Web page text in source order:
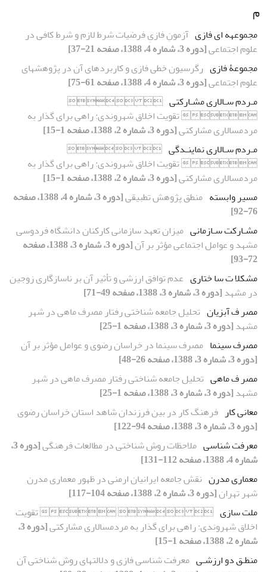
م
مجموعهه ای فازی آزمونِ فازیِ فرضیات شرط لازم و شرط کافی در
علوم اجتماعی[دوره 3، شماره 4، 1388، صفحه 21-37]
مجموعۀ فازی رگرسیون خطی فازی و کاربردهای آن در پژوهشهای
علوم اجتماعی[دوره 3، شماره 4، 1388، صفحه 61-75]
مـردم سـالاری مشـارکتی  
 تقویت اخلاق شهروندی: راهی برای گذار به
مردمسالاری مشارکتی[دوره 3، شماره 2، 1388، صفحه 1-15]
مـردم سـالاری نماینـدگی  
 تقویت اخلاق شهروندی: راهی برای گذار به
مردمسالاری مشارکتی[دوره 3، شماره 2، 1388، صفحه 1-15]
مسیر وابسته منطق پژوهش تطبیقی
[دوره 3، شماره 4، 1388، صفحه
76-92]
مشـارکت سـازمانی میزان تعهد سازمانی کارکنان دانشگاه فردوسی
مشهد و عوامل اجتماعی مؤثر بر آن
[دوره 3، شماره 3، 1388، صفحه
72-93]
مشکلا ت سا ختاری عدم توافق ارزشی و تأثیر آن بر ناسازگاری زوجین
در مشهد[دوره 3، شماره 3، 1388، صفحه 49-71]
مصر ف آبزیان تحلیل جامعه شناختی رفتار مصرف ماهی در شهر
مشهد[دوره 3، شماره 3، 1388، صفحه 1-25]
مصرف سینما مصرف سینما در خراسان رضوی و عوامل مؤثر بر آن
[دوره 3، شماره 3، 1388، صفحه 26-48]
مصر ف ماهی تحلیل جامعه شناختی رفتار مصرف ماهی در شهر
مشهد[دوره 3، شماره 3، 1388، صفحه 1-25]
معانی کار فرهنگ کار در بین فرزندان شاهد استان خراسان رضوی
[دوره 3، شماره 3، 1388، صفحه 94-122]
معرفت شناسی ملاحظات روش شناختی در مطالعات فرهنگی
[دوره 3،
شماره 4، 1388، صفحه 112-131]
معماری مدرن نقش جامعه ایرانیان ارمنی در ظهور معماری مدرن
شهر تهران[دوره 3، شماره 2، 1388، صفحه 104-117]
ملت سازی    تقویت
اخلاق شهروندی: راهی برای گذار به مردمسالاری مشارکتی
[دوره 3،
شماره 2، 1388، صفحه 1-15]
منطـق دو ارزشـی معرفت شناسی فازی و دلالتهای روش شناختی آن